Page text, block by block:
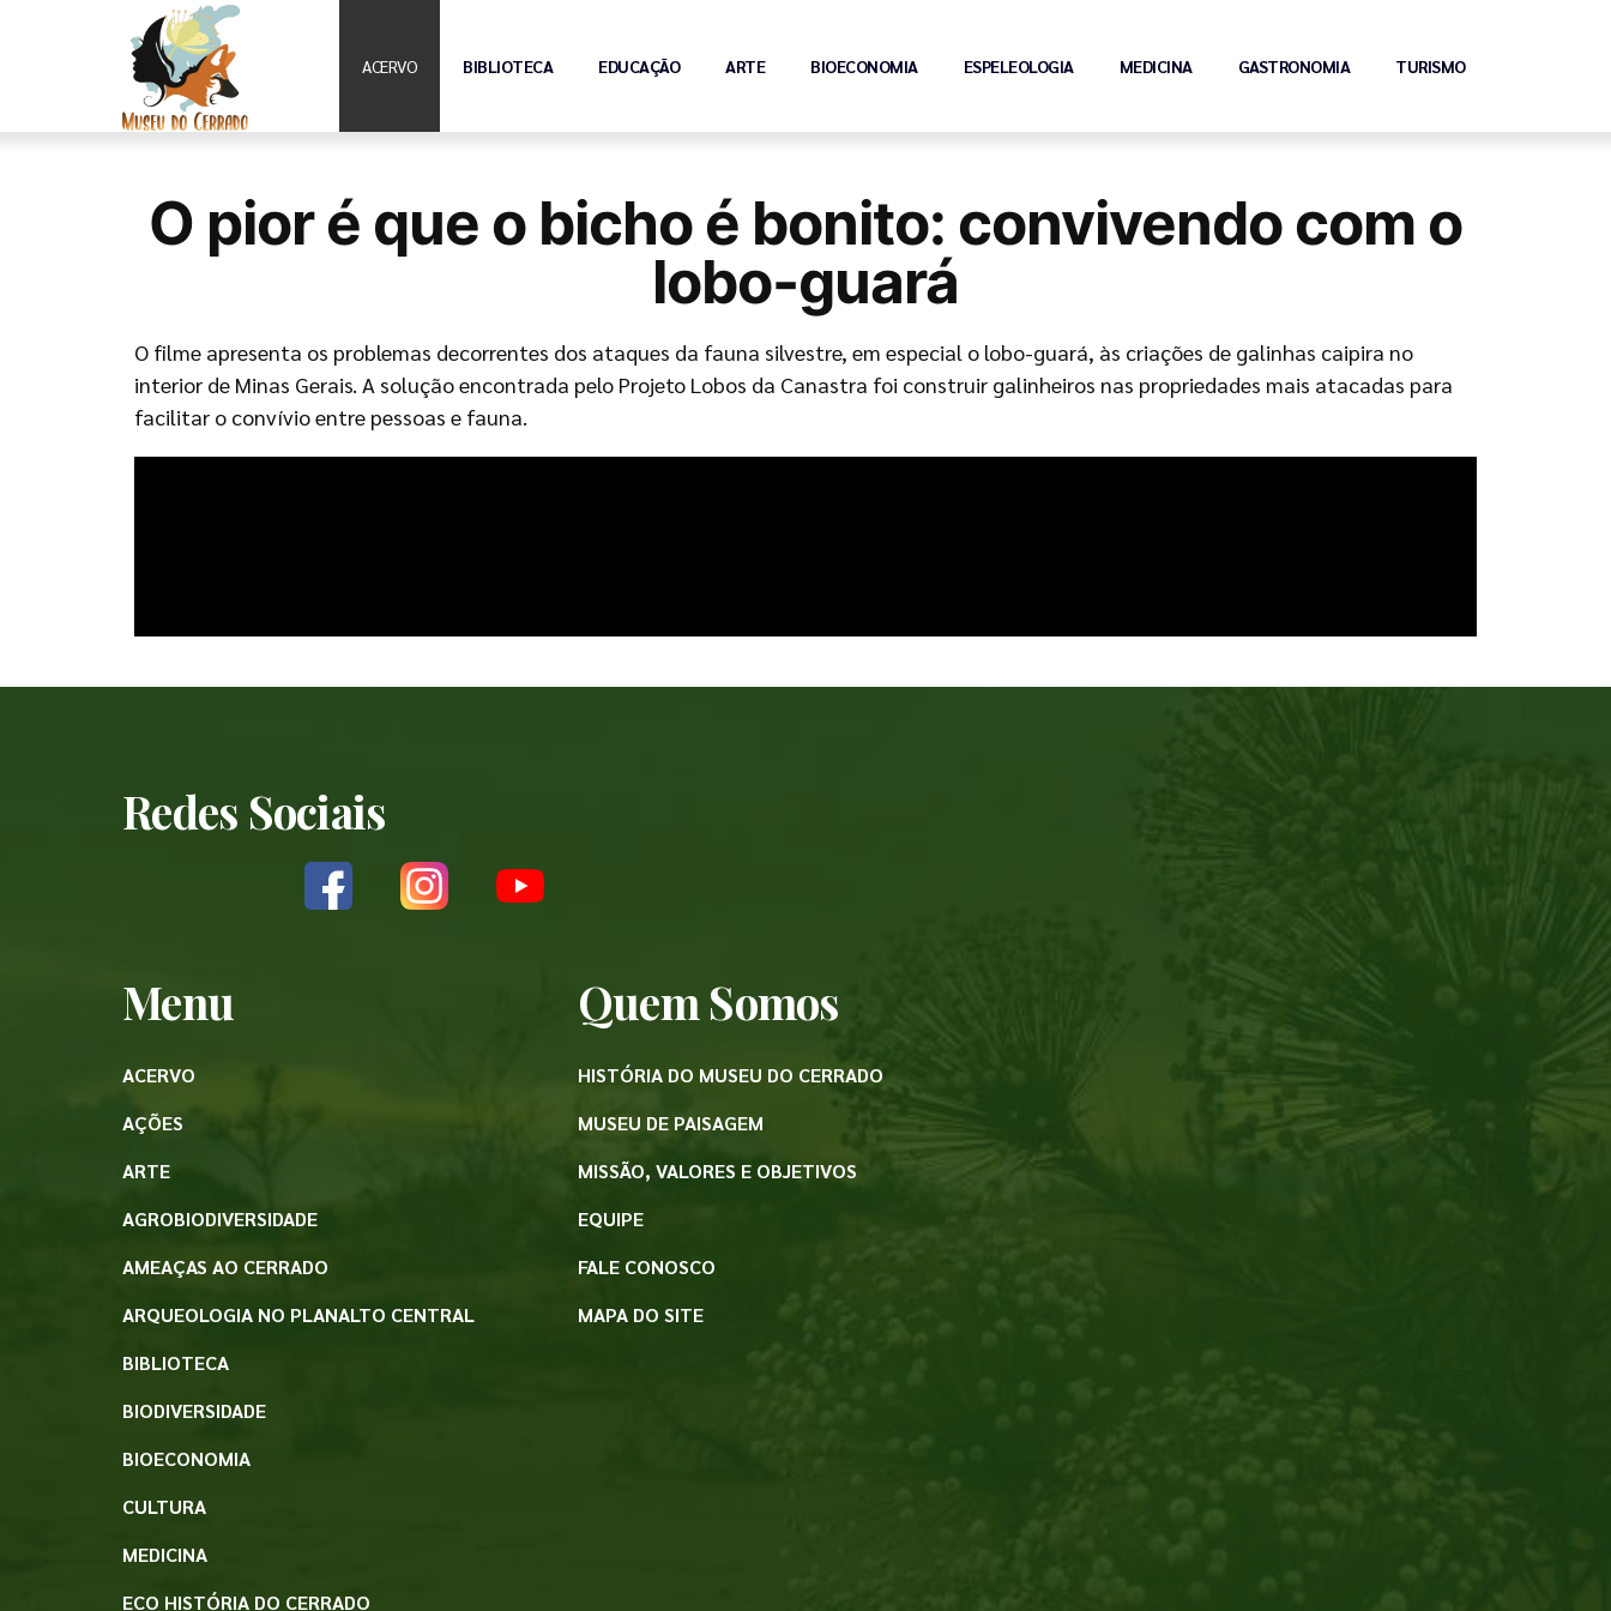
ACERVO BIBLIOTECA EDUCAÇÃO ARTE BIOECONOMIA ESPELEOLOGIA MEDICINA GASTRONOMIA TURISMO
O pior é que o bicho é bonito: convivendo com o
lobo-guará
O filme apresenta os problemas decorrentes dos ataques da fauna silvestre, em especial o lobo-guará, às criações de galinhas caipira no
interior de Minas Gerais. A solução encontrada pelo Projeto Lobos da Canastra foi construir galinheiros nas propriedades mais atacadas para
facilitar o convívio entre pessoas e fauna.
Redes Sociais
Menu
ACERVO
AÇÕES
ARTE
AGROBIODIVERSIDADE
AMEAÇAS AO CERRADO
ARQUEOLOGIA NO PLANALTO CENTRAL
BIBLIOTECA
BIODIVERSIDADE
BIOECONOMIA
CULTURA
MEDICINA
ECO HISTÓRIA DO CERRADO
Quem Somos
HISTÓRIA DO MUSEU DO CERRADO
MUSEU DE PAISAGEM
MISSÃO, VALORES E OBJETIVOS
EQUIPE
FALE CONOSCO
MAPA DO SITE